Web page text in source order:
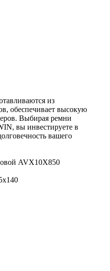
из
обеспечивает высокую
Выбирая ремни
вы инвестируете в
вашего
AVX10X850